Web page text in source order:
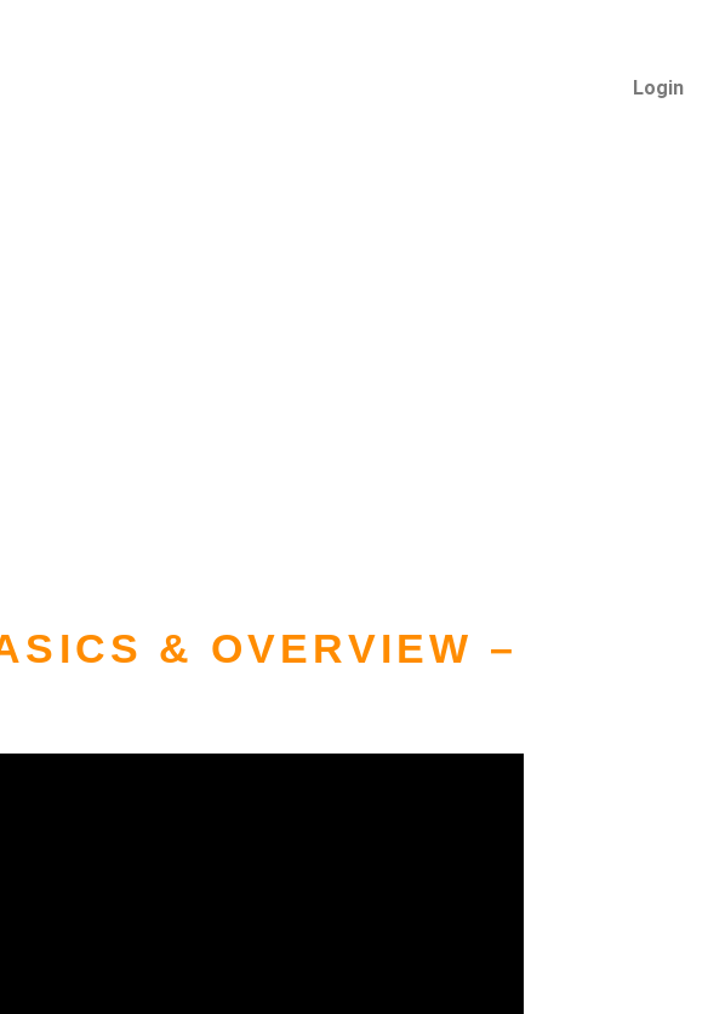
Login
& OVERVIEW –